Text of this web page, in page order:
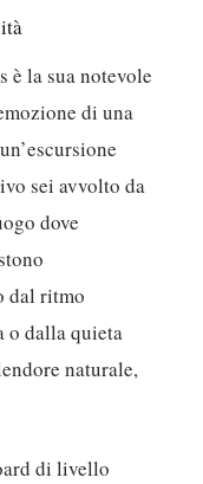
è la sua notevole
di una
sei avvolto da
dove
dal ritmo
o dalla quieta
naturale,
di livello